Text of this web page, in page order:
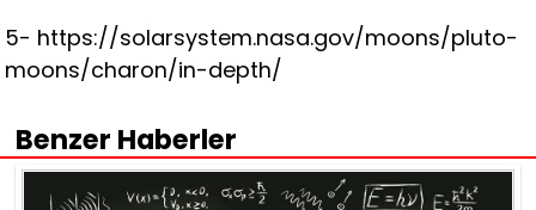
5- https://solarsystem.nasa.gov/moons/pluto-
moons/charon/in-depth/
Benzer Haberler